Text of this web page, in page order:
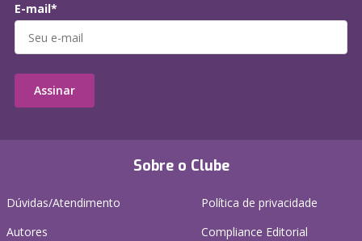
Sobre o Clube
Dúvidas/Atendimento
Autores
Política de privacidade
Compliance Editorial
E-mail*
Assinar